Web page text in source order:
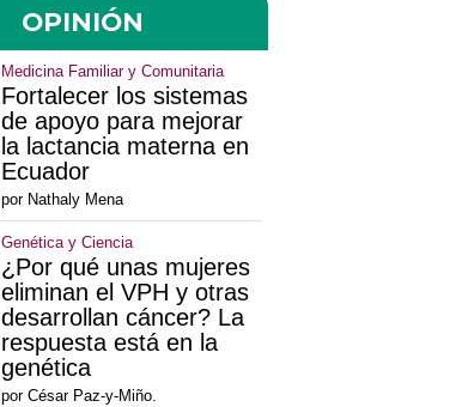
OPINIÓN
Medicina Familiar y Comunitaria
Fortalecer los sistemas
de apoyo para mejorar
la lactancia materna en
Ecuador
por Nathaly Mena
Genética y Ciencia
¿Por qué unas mujeres
eliminan el VPH y otras
desarrollan cáncer? La
respuesta está en la
genética
por César Paz-y-Miño.